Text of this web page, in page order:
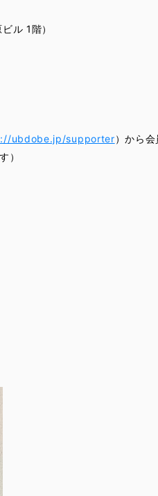
ル 1階）
ubdobe.jp/supporter）から会
）